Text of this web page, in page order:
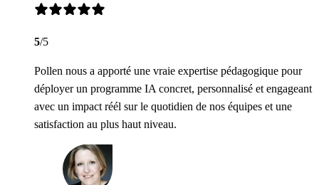
5/5
Pollen nous a apporté une vraie expertise pédagogique pour
déployer un programme IA concret, personnalisé et engageant
avec un impact réél sur le quotidien de nos équipes et une
satisfaction au plus haut niveau.